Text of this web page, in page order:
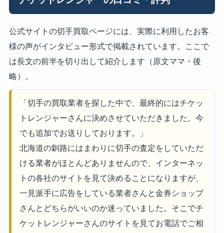
公式サイトの切手買取ページには、実際に利用したお客
様の声がインタビュー形式で掲載されています。ここで
は長文の前半を切り出して紹介します（原文ママ・後
略）。
「切手の買取業者を探した中で、最終的にはチケッ
トレンジャーさんに決めさせていただきました。今
でも追加でお送りしております。」
北海道の釧路にはまわりに切手の査定をしていただ
ける業者がほとんどありませんので、インターネッ
トの各社のサイトを見て決めることになりますが、
一見派手に広告をしている業者さんと金券ショップ
さんとどちらがいいのか迷っていました。そこでチ
ケットレンジャーさんのサイトを見てお電話でご相